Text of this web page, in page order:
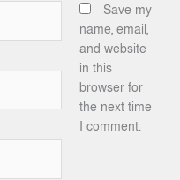
Save my
name, email,
and website
in this
browser for
the next time
I comment.